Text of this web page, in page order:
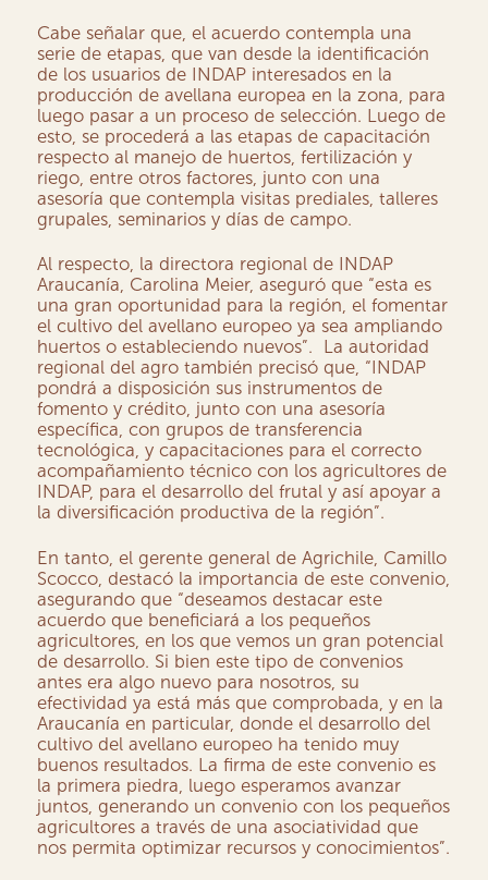
Cabe señalar que, el acuerdo contempla una
serie de etapas, que van desde la identificación
de los usuarios de INDAP interesados en la
producción de avellana europea en la zona, para
luego pasar a un proceso de selección. Luego de
esto, se procederá a las etapas de capacitación
respecto al manejo de huertos, fertilización y
riego, entre otros factores, junto con una
asesoría que contempla visitas prediales, talleres
grupales, seminarios y días de campo.
Al respecto, la directora regional de INDAP
Araucanía, Carolina Meier, aseguró que “esta es
una gran oportunidad para la región, el fomentar
el cultivo del avellano europeo ya sea ampliando
huertos o estableciendo nuevos”. La autoridad
regional del agro también precisó que, “INDAP
pondrá a disposición sus instrumentos de
fomento y crédito, junto con una asesoría
específica, con grupos de transferencia
tecnológica, y capacitaciones para el correcto
acompañamiento técnico con los agricultores de
INDAP, para el desarrollo del frutal y así apoyar a
la diversificación productiva de la región”.
En tanto, el gerente general de Agrichile, Camillo
Scocco, destacó la importancia de este convenio,
asegurando que “deseamos destacar este
acuerdo que beneficiará a los pequeños
agricultores, en los que vemos un gran potencial
de desarrollo. Si bien este tipo de convenios
antes era algo nuevo para nosotros, su
efectividad ya está más que comprobada, y en la
Araucanía en particular, donde el desarrollo del
cultivo del avellano europeo ha tenido muy
buenos resultados. La firma de este convenio es
la primera piedra, luego esperamos avanzar
juntos, generando un convenio con los pequeños
agricultores a través de una asociatividad que
nos permita optimizar recursos y conocimientos”.